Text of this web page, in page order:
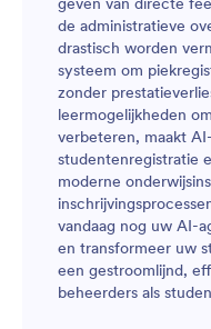
de administratieve
drastisch worden
systeem om
zonder
leermogelijkheden
verbeteren, maakt
studentenregistratie
moderne
vandaag nog uw AI-
en transformeer uw
een gestroomlijnd,
beheerders als